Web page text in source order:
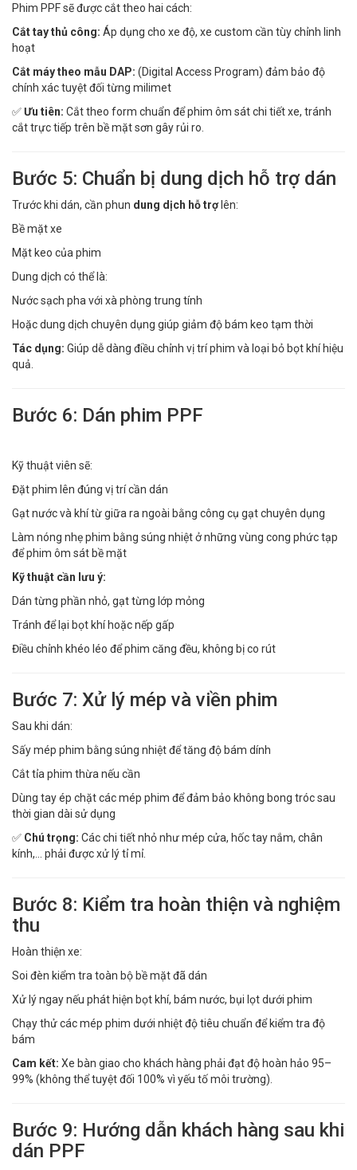
Phim PPF sẽ được cắt theo hai cách:
Cắt tay thủ công: Áp dụng cho xe độ, xe custom cần tùy chỉnh linh
hoạt
Cắt máy theo mẫu DAP: (Digital Access Program) đảm bảo độ
chính xác tuyệt đối từng milimet
✅Ưu tiên: Cắt theo form chuẩn để phim ôm sát chi tiết xe, tránh
cắt trực tiếp trên bề mặt sơn gây rủi ro.
Bước 5: Chuẩn bị dung dịch hỗ trợ dán
Trước khi dán, cần phun dung dịch hỗ trợlên:
Bề mặt xe
Mặt keo của phim
Dung dịch có thể là:
Nước sạch pha với xà phòng trung tính
Hoặc dung dịch chuyên dụng giúp giảm độ bám keo tạm thời
Tác dụng: Giúp dễ dàng điều chỉnh vị trí phim và loại bỏ bọt khí hiệu
quả.
Bước 6: Dán phim PPF
Kỹ thuật viên sẽ:
Đặt phim lên đúng vị trí cần dán
Gạt nước và khí từ giữa ra ngoài bằng công cụ gạt chuyên dụng
Làm nóng nhẹ phim bằng súng nhiệt ở những vùng cong phức tạp
để phim ôm sát bề mặt
Kỹ thuật cần lưu ý:
Dán từng phần nhỏ, gạt từng lớp mỏng
Tránh để lại bọt khí hoặc nếp gấp
Điều chỉnh khéo léo để phim căng đều, không bị co rút
Bước 7: Xử lý mép và viền phim
Sau khi dán:
Sấy mép phim bằng súng nhiệt để tăng độ bám dính
Cắt tỉa phim thừa nếu cần
Dùng tay ép chặt các mép phim để đảm bảo không bong tróc sau
thời gian dài sử dụng
✅ Chú trọng: Các chi tiết nhỏ như mép cửa, hốc tay nắm, chân
kính,... phải được xử lý tỉ mỉ.
Bước 8: Kiểm tra hoàn thiện và nghiệm
thu
Hoàn thiện xe:
Soi đèn kiểm tra toàn bộ bề mặt đã dán
Xử lý ngay nếu phát hiện bọt khí, bám nước, bụi lọt dưới phim
Chạy thử các mép phim dưới nhiệt độ tiêu chuẩn để kiểm tra độ
bám
Cam kết: Xe bàn giao cho khách hàng phải đạt độ hoàn hảo 95–
99% (không thể tuyệt đối 100% vì yếu tố môi trường).
Bước 9: Hướng dẫn khách hàng sau khi
dán PPF